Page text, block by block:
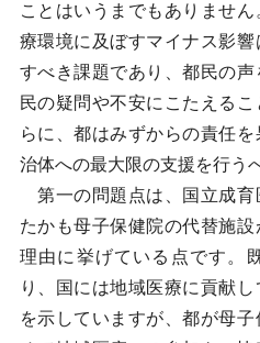
ことはいうまでもありませ
療環境に及ぼすマイナス影
すべき課題であり、都民の
民の疑問や不安にこたえる
らに、都はみずからの責任
治体への最大限の支援を行う
第一の問題点は、国立成育
たかも母子保健院の代替施
理由に挙げている点です。
り、国には地域医療に貢献
を示していますが、都が母